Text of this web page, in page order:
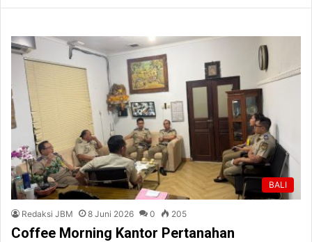
BALI
Redaksi JBM 8 Juni 2026 0 205
Coffee Morning Kantor Pertanahan